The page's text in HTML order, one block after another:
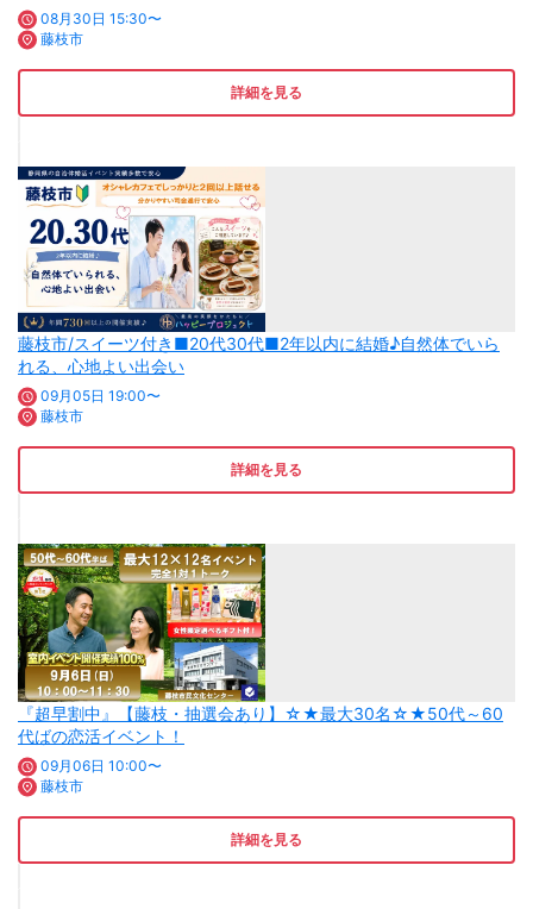
08月30日 15:30〜
藤枝市
詳細を見る
藤枝市/スイーツ付き■20代30代■2年以内に結婚♪自然体でいら
れる、心地よい出会い
09月05日 19:00〜
藤枝市
詳細を見る
『超早割中』【藤枝・抽選会あり】☆★最大30名☆★50代～60
代ばの恋活イベント！
09月06日 10:00〜
藤枝市
詳細を見る